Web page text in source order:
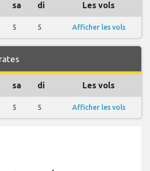
sa di Les vols
5 5 Afficher les vols
sa di Les vols
5 5 Afficher les vols